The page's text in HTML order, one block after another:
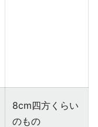
8cm四方くらい
のもの